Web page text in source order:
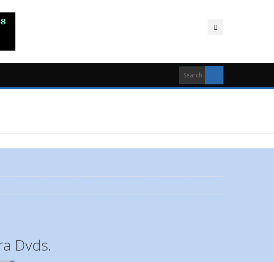
Dvds.